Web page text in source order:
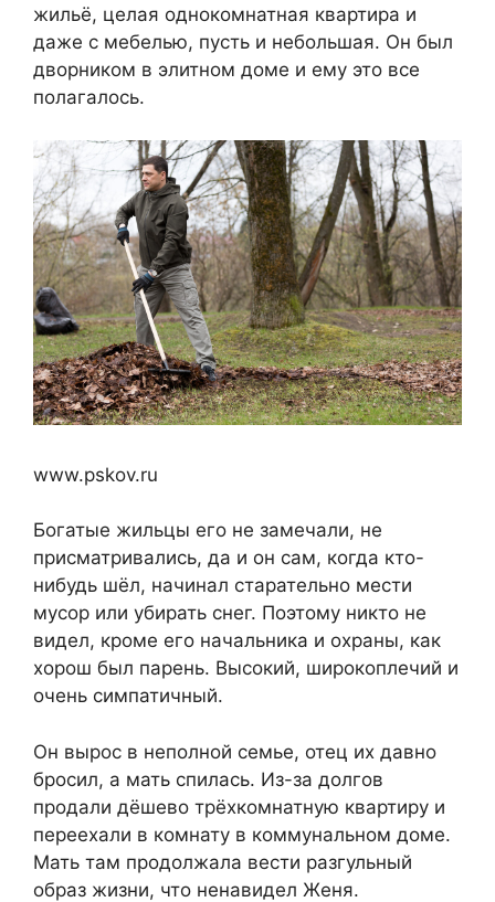
жильё, целая однокомнатная квартира и
даже с мебелью, пусть и небольшая. Он был
дворником в элитном доме и ему это все
полагалось.
www.pskov.ru
Богатые жильцы его не замечали, не
присматривались, да и он сам, когда кто-
нибудь шёл, начинал старательно мести
мусор или убирать снег. Поэтому никто не
видел, кроме его начальника и охраны, как
хорош был парень. Высокий, широкоплечий и
очень симпатичный.
Он вырос в неполной семье, отец их давно
бросил, а мать спилась. Из-за долгов
продали дёшево трёхкомнатную квартиру и
переехали в комнату в коммунальном доме.
Мать там продолжала вести разгульный
образ жизни, что ненавидел Женя.